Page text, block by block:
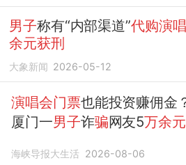
男子称有“内部渠道”代购演
余元获刑
大象新闻 2026-05-12
演唱会门票也能投资赚佣金
厦门一男子诈骗网友5万余元
海峡导报大生活 2026-08-06